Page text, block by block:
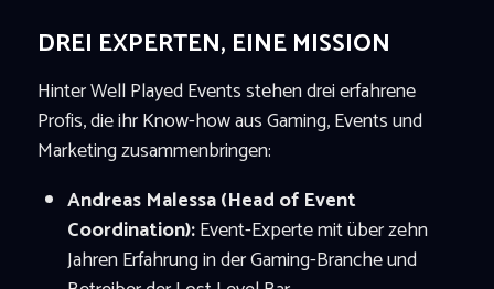
DREI EXPERTEN, EINE MISSION
Hinter Well Played Events stehen drei erfahrene
Profis, die ihr Know-how aus Gaming, Events und
Marketing zusammenbringen:
Andreas Malessa (Head of Event
Coordination):Event-Experte mit über zehn
Jahren Erfahrung in der Gaming-Branche und